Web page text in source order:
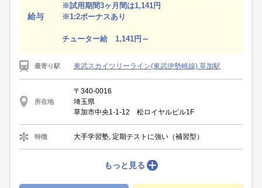
給与
※試用期間3ヶ月間は1,141円
※1:2ボーナスあり
チューター給 1,141円～
最寄り駅 東武スカイツリーライン(東武伊勢崎線) 草加駅
所在地
〒340-0016
埼玉県
草加市中央1-1-12 松ロイヤルビル1F
特徴 大手学習塾, 定期テストに強い（補習型）
もっと見る